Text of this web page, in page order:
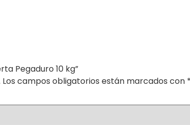
Pegaduro 10 kg”
Los campos obligatorios están marcados con